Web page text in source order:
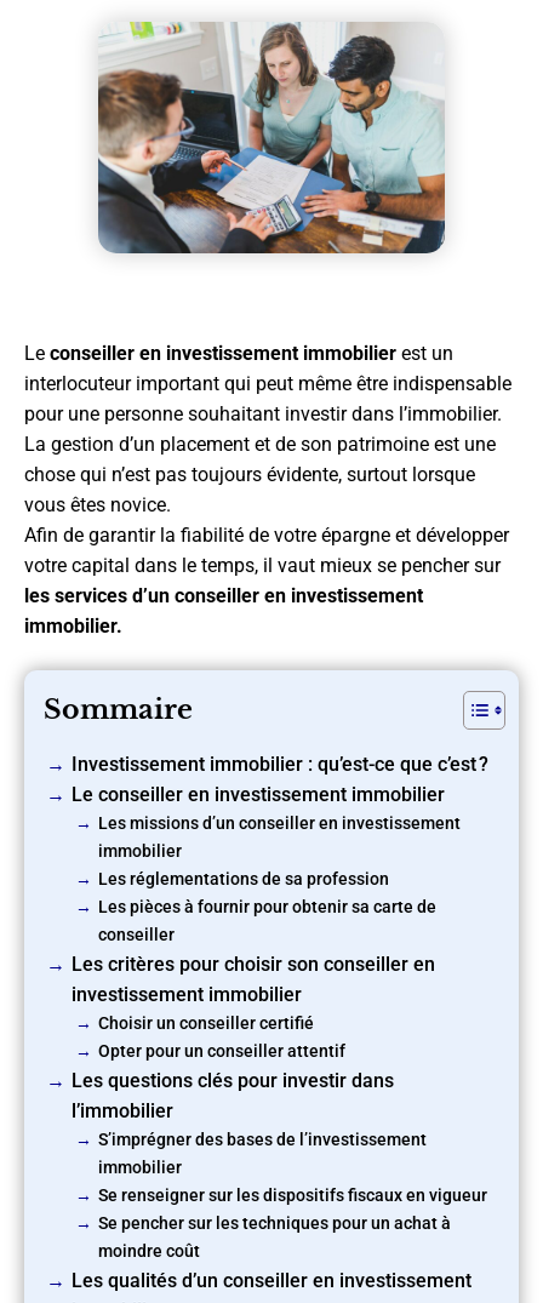
Le conseiller en investissement immobilier est un
interlocuteur important qui peut même être indispensable
pour une personne souhaitant investir dans l’immobilier.
La gestion d’un placement et de son patrimoine est une
chose qui n’est pas toujours évidente, surtout lorsque
vous êtes novice.
Afin de garantir la fiabilité de votre épargne et développer
votre capital dans le temps, il vaut mieux se pencher sur
les services d’un conseiller en investissement
immobilier.
Sommaire
Investissement immobilier : qu’est-ce que c’est ?
Le conseiller en investissement immobilier
Les missions d’un conseiller en investissement
immobilier
Les réglementations de sa profession
Les pièces à fournir pour obtenir sa carte de
conseiller
Les critères pour choisir son conseiller en
investissement immobilier
Choisir un conseiller certifié
Opter pour un conseiller attentif
Les questions clés pour investir dans
l’immobilier
S’imprégner des bases de l’investissement
immobilier
Se renseigner sur les dispositifs fiscaux en vigueur
Se pencher sur les techniques pour un achat à
moindre coût
Les qualités d’un conseiller en investissement